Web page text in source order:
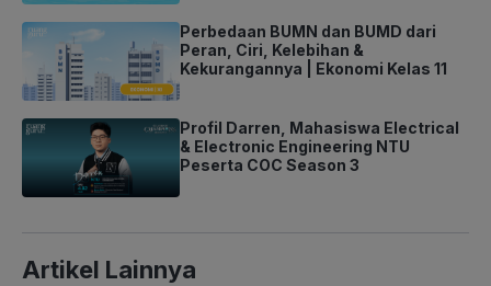
Perbedaan BUMN dan BUMD dari
Peran, Ciri, Kelebihan &
Kekurangannya | Ekonomi Kelas 11
Profil Darren, Mahasiswa Electrical
& Electronic Engineering NTU
Peserta COC Season 3
Artikel Lainnya